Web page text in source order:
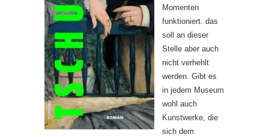
Momenten
funktioniert. das
soll an dieser
Stelle aber auch
nicht verhehlt
werden. Gibt es
in jedem Museum
wohl auch
Kunstwerke, die
sich dem